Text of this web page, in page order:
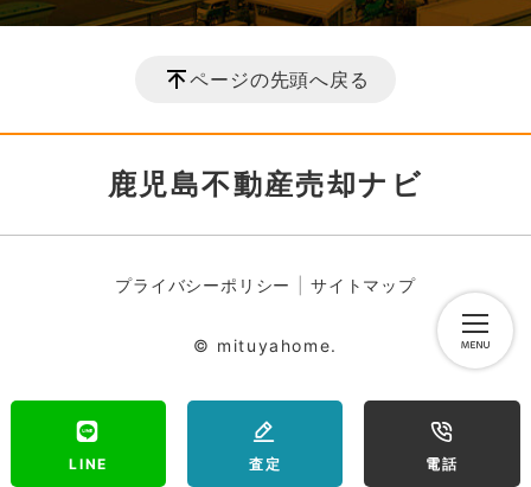
LINE 査定 電話
ページの先頭へ戻る
鹿児島不動産売却ナビ
プライバシーポリシー サイトマップ
© mituyahome.